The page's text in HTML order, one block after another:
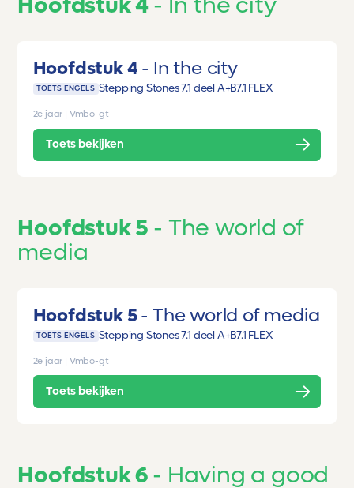
Hoofdstuk 4 In the city
TOETS ENGELS Stepping Stones 7.1 deel A+B7.1 FLEX
2e jaar Vmbo-gt
Toets bekijken
Hoofdstuk 5
The world of
media
Hoofdstuk 5 The world of media
TOETS ENGELS Stepping Stones 7.1 deel A+B7.1 FLEX
2e jaar Vmbo-gt
Toets bekijken
Hoofdstuk 6
Having a good